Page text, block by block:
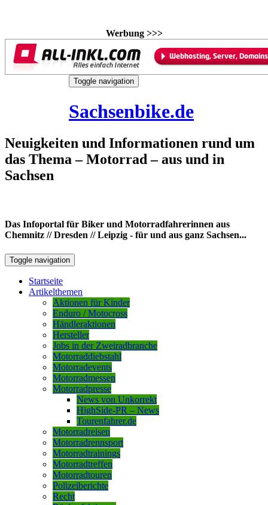
Werbung >>>
Toggle navigation
Sachsenbike.de
Neuigkeiten und Informationen rund um
das Thema – Motorrad – aus und in
Sachsen
Das Infoportal für Biker und Motorradfahrerinnen aus
Chemnitz // Dresden // Leipzig - für und aus ganz Sachsen...
Toggle navigation
Startseite
Artikelthemen
Aktionen für Kinder
Enduro / Motocross
Händleraktionen
Hersteller
Jobs in der Zweiradbranche
Motorraddiebstahl
Motorradevents
Motorradmessen
Motorradpresse
News von Unkorrekt
HighSide-PR – News
Tourenfahrer.de
Motorradreisen
Motorradrennsport
Motorradtrainings
Motorradtreffen
Motorradtouren
Polizeiberichte
Recht